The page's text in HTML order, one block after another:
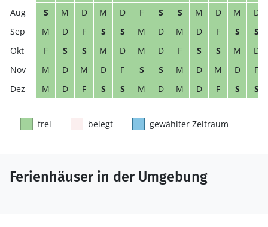
S
M D M D F S S M D M
D
M
D F S S M D M D F S
S
F
S S M D M D F S S M
D
M
D M D F S S M D M D
F
M
D F S S M D M D F S S
frei belegt gewählter Zeitraum
Ferienhäuser in der Umgebung